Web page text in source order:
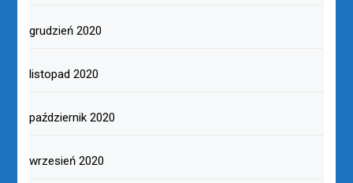
grudzień 2020
listopad 2020
październik 2020
wrzesień 2020